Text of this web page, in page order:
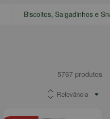
Biscoitos, Salgadinhos e
5767 produtos